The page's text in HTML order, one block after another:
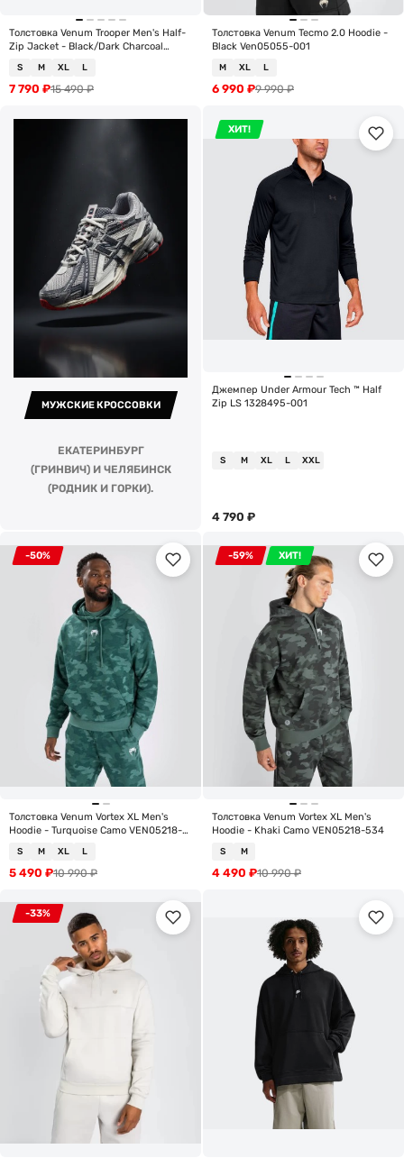
Толстовка Venum Trooper Men's Half-
Zip Jacket - Black/Dark Charcoal
S M XL L
15 490₽
7 790 ₽
Толстовка Venum Tecmo 2.0 Hoodie -
Black Ven05055-001
M XL L
9 990₽
6 990 ₽
МУЖСКИЕ КРОССОВКИ
ЕКАТЕРИНБУРГ
(ГРИНВИЧ) И ЧЕЛЯБИНСК
(РОДНИК И ГОРКИ).
ХИТ!
Джемпер Under Armour Tech ™ Half
Zip LS 1328495-001
S M XL L XXL
4 790 ₽
-50%
Толстовка Venum Vortex XL Men's
Hoodie - Turquoise Camo VEN05218-
S M XL L
10 990₽
5 490 ₽
-59% ХИТ!
Толстовка Venum Vortex XL Men's
Hoodie - Khaki Camo VEN05218-534
S M
10 990₽
4 490 ₽
-33%